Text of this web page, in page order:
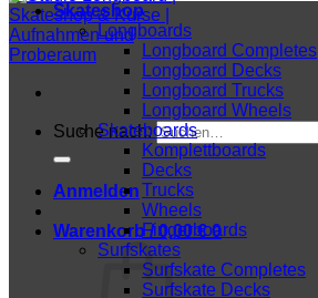
Suche nach:
Anmelden
Warenkorb /0,00€ 0
Skateshop
Longboards
Longboard Completes
Longboard Decks
Longboard Trucks
Longboard Wheels
Skateboards
Komplettboards
Decks
Trucks
Wheels
Fingerboards
Surfskates
Surfskate Completes
Surfskate Decks